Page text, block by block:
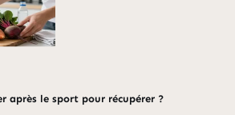
après le sport pour récupérer ?